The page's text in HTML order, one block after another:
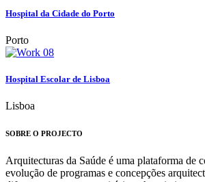
Hospital da Cidade do Porto
Porto
Hospital Escolar de Lisboa
Lisboa
SOBRE O PROJECTO
Arquitecturas da Saúde é uma plataforma de
evolução de programas e concepções